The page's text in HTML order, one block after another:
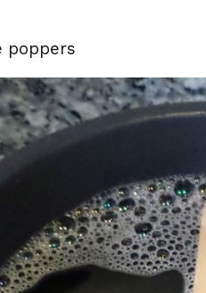
poppers